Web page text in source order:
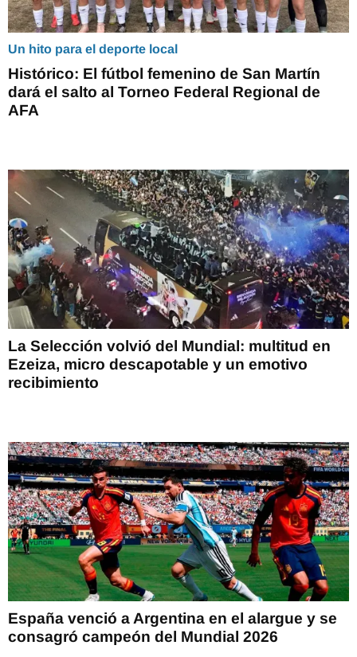
Un hito para el deporte local
Histórico: El fútbol femenino de San Martín
dará el salto al Torneo Federal Regional de
AFA
La Selección volvió del Mundial: multitud en
Ezeiza, micro descapotable y un emotivo
recibimiento
España venció a Argentina en el alargue y se
consagró campeón del Mundial 2026